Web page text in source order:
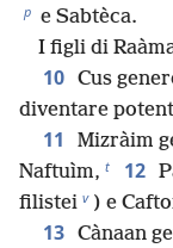
p e Sabtèca.
I figli di
10 Cus
diventare
11 Mizràim
Naftuìm, t 12
filistei v ) e
13 Cànaan